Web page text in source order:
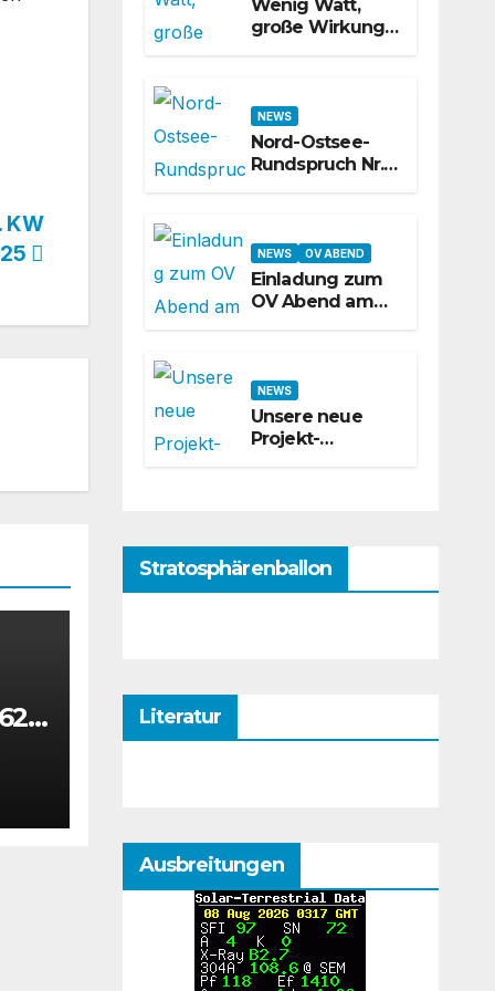
KW
Wenig Watt,
große Wirkung –
NEWS
Nord-Ostsee-
Rundspruch Nr.
NEWS OV ABEND
Einladung zum
OV Abend am
NEWS
Unsere neue
Projekt-
Stratosphärenballon
Literatur
Ausbreitungen